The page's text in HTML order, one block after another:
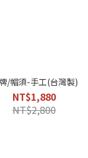
/帽須-手工(台灣製)
NT$1,880
NT$2,800